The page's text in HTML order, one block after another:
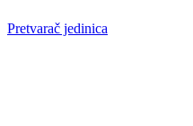
Pretvarač jedinica